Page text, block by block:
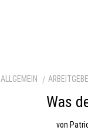
ALLGEMEIN
Was
von